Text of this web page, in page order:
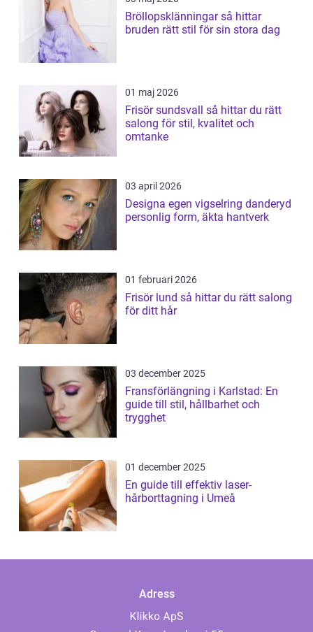
Bröllopsklänningar så hittar
bruden rätt stil för sin stora dag
01 maj 2026
Frisör sundsvall så hittar du rätt
salong för stil, kvalitet och
omtanke
03 april 2026
Designa egen vigselring danderyd
personlig form, äkta hantverk
01 februari 2026
Frisör lund så hittar du rätt salong
för ditt hår
03 december 2025
Fransförlängning i Karlstad: En
guide till stil, hållbarhet och
trygghet
01 december 2025
En guide till effektiv laser-
hårborttagning i Umeå
Adress